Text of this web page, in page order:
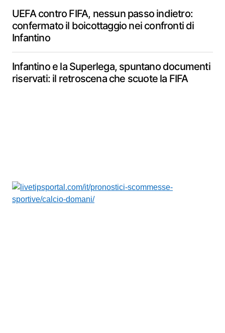
UEFA contro FIFA, nessun passo indietro:
confermato il boicottaggio nei confronti di
Infantino
Infantino e la Superlega, spuntano documenti
riservati: il retroscena che scuote la FIFA